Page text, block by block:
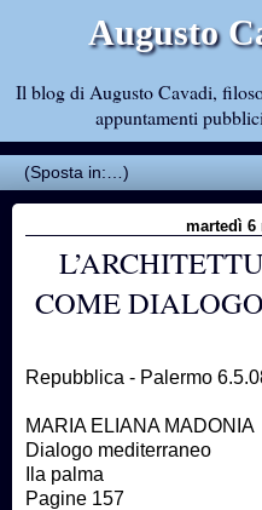
Augusto
Il blog di Augusto Cavadi,
appuntamenti
martedì 6
COME
Repubblica - Palermo
MARIA ELIANA MADONIA
Dialogo mediterraneo
Ila palma
Pagine 157